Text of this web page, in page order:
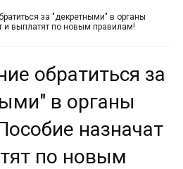
за "декретными" в органы
и выплатят по новым правилам!
обратиться за
в органы
назначат
по новым